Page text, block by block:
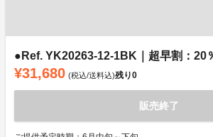
●Ref. YK20263-12-1BK｜超早割：20
¥31,680 (税込/送料込)残り0
販売終了